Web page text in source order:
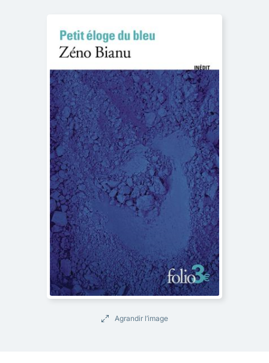
Agrandir l’image